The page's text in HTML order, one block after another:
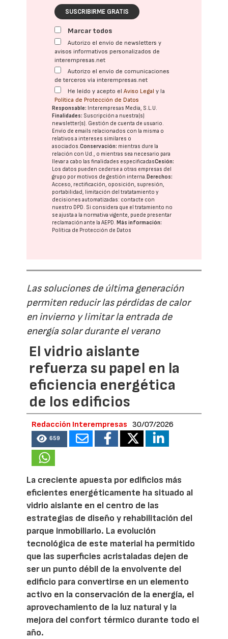
SUSCRIBIRME GRATIS
Marcar todos
Autorizo el envío de newsletters y
avisos informativos personalizados de
interempresas.net
Autorizo el envío de comunicaciones
de terceros vía interempresas.net
He leído y acepto elAviso Legal y la
Política de Protección de Datos
Responsable: Interempresas Media, S.L.U.
Finalidades: Suscripción a nuestra(s)
newsletter(s). Gestión de cuenta de usuario.
Envío de emails relacionados con la misma o
relativos a intereses similares o
asociados.Conservación: mientras dure la
relación con Ud., o mientras sea necesario para
llevar a cabo las finalidades especificadasCesión:
Los datos pueden cederse a otras empresas del
grupo por motivos de gestión interna. Derechos:
Acceso, rectificación, oposición, supresión,
portabilidad, limitación del tratatamiento y
decisiones automatizadas: contacte con
nuestro DPD. Si considera que el tratamiento no
se ajusta a la normativa vigente, puede presentar
reclamación ante laAEPD. Más información:
Política de Protección de Datos
Las soluciones de última generación
permiten reducir las pérdidas de calor
en invierno y limitar la entrada de
energía solar durante el verano
El vidrio aislante
refuerza su papel en la
eficiencia energética
de los edificios
Redacción Interempresas 30/07/2026
659
La creciente apuesta por edificios más
eficientes energéticamente ha situado al
vidrio aislante en el centro de las
estrategias de diseño y rehabilitación del
parque inmobiliario. La evolución
tecnológica de este material ha permitido
que las superficies acristaladas dejen de
ser un punto débil de la envolvente del
edificio para convertirse en un elemento
activo en la conservación de la energía, el
aprovechamiento de la luz natural y la
mejora del confort térmico durante todo el
año.